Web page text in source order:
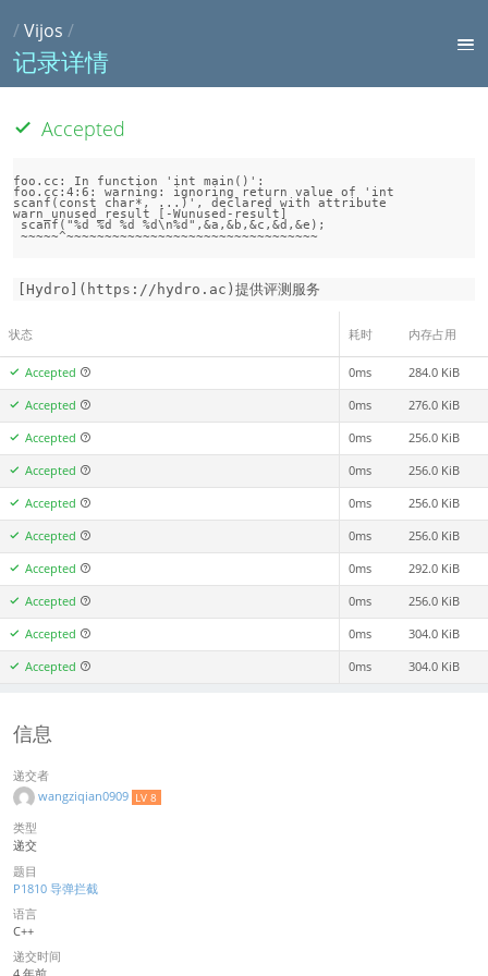
/Vijos /
记录详情
Accepted
foo.cc: In function 'int main()':
foo.cc:4:6: warning: ignoring return value of 'int
scanf(const char*, ...)', declared with attribute
warn_unused_result [-Wunused-result]
[Hydro](https://hydro.ac)提供评测服务
状态 耗时 内存占用
Accepted 0ms 284.0 KiB
Accepted 0ms 276.0 KiB
Accepted 0ms 256.0 KiB
Accepted 0ms 256.0 KiB
Accepted 0ms 256.0 KiB
Accepted 0ms 256.0 KiB
Accepted 0ms 292.0 KiB
Accepted 0ms 256.0 KiB
Accepted 0ms 304.0 KiB
Accepted 0ms 304.0 KiB
信息
递交者
wangziqian0909 LV 8
类型
递交
题目
P1810 导弹拦截
语言
C++
递交时间